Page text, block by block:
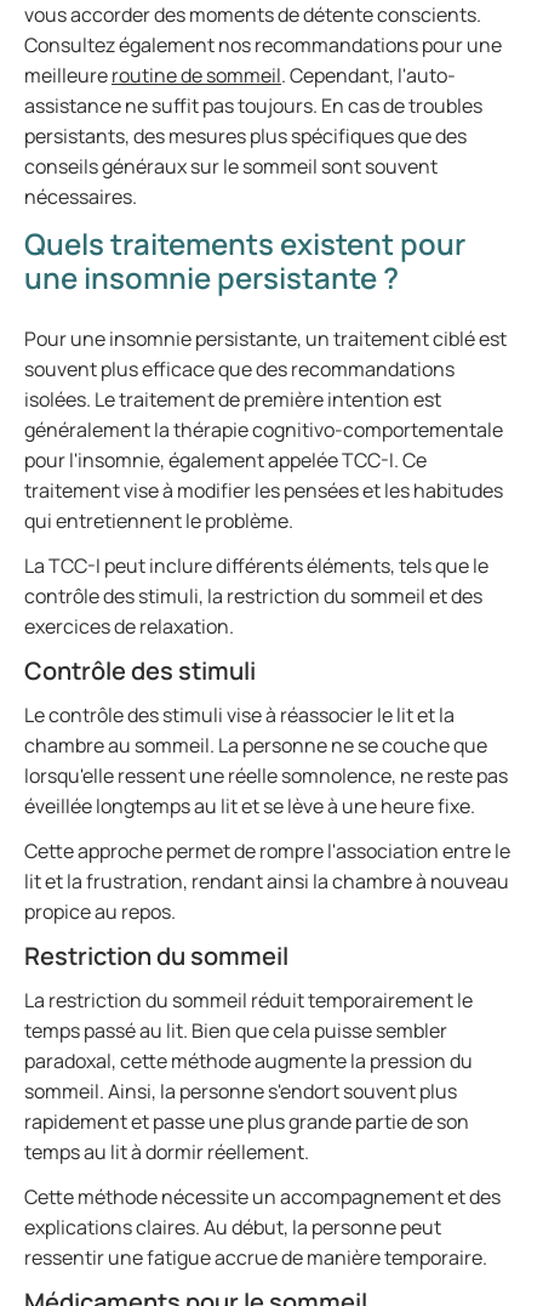
vous accorder des moments de détente conscients.
Consultez également nos recommandations pour une
meilleureroutine de sommeil. Cependant, l'auto-
assistance ne suffit pas toujours. En cas de troubles
persistants, des mesures plus spécifiques que des
conseils généraux sur le sommeil sont souvent
nécessaires.
Quels traitements existent pour
une insomnie persistante ?
Pour une insomnie persistante, un traitement ciblé est
souvent plus efficace que des recommandations
isolées. Le traitement de première intention est
généralement la thérapie cognitivo-comportementale
pour l'insomnie, également appelée TCC-I. Ce
traitement vise à modifier les pensées et les habitudes
qui entretiennent le problème.
La TCC-I peut inclure différents éléments, tels que le
contrôle des stimuli, la restriction du sommeil et des
exercices de relaxation.
Contrôle des stimuli
Le contrôle des stimuli vise à réassocier le lit et la
chambre au sommeil. La personne ne se couche que
lorsqu'elle ressent une réelle somnolence, ne reste pas
éveillée longtemps au lit et se lève à une heure fixe.
Cette approche permet de rompre l'association entre le
lit et la frustration, rendant ainsi la chambre à nouveau
propice au repos.
Restriction du sommeil
La restriction du sommeil réduit temporairement le
temps passé au lit. Bien que cela puisse sembler
paradoxal, cette méthode augmente la pression du
sommeil. Ainsi, la personne s'endort souvent plus
rapidement et passe une plus grande partie de son
temps au lit à dormir réellement.
Cette méthode nécessite un accompagnement et des
explications claires. Au début, la personne peut
ressentir une fatigue accrue de manière temporaire.